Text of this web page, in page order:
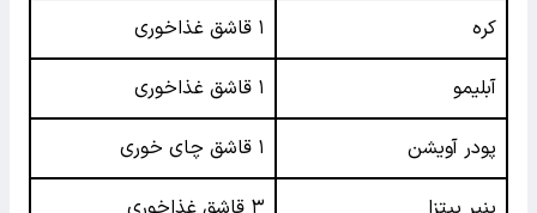
کره ۱ قاشق غذاخوری
آبلیمو ۱ قاشق غذاخوری
پودر آویشن ۱ قاشق چای خوری